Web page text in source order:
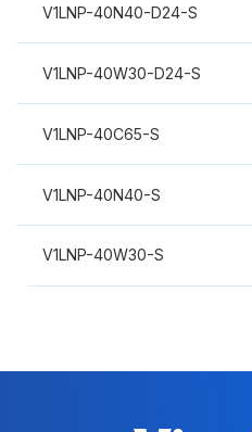
V1LNP-40N40-D24-S
V1LNP-40W30-D24-S
V1LNP-40C65-S
V1LNP-40N40-S
V1LNP-40W30-S